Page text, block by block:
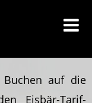
auf die
Eisbär-Tarif-